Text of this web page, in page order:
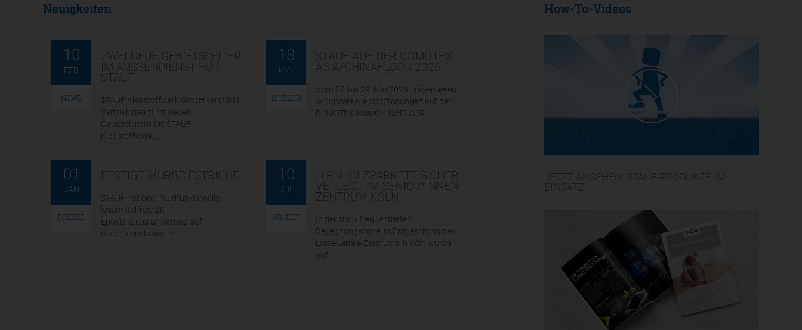
Neuigkeiten
10
FEB
NEWS
STAUF Klebstoffwerk GmbH verstärkt
Vertriebsteam mit neuen
Gebietsleitern Die STAUF
Klebstoffwerk...
18
MAI
MESSEN
Vom 27. bis 29. Mai 2026 präsentieren
wir unsere Klebstofflösungen auf der
DOMOTEX asia/CHINAFLOOR...
01
JAN
PRESSE
STAUF hat eine multifunktionelle,
lösemittelfreie 2K-
Epoxidharzgrundierung auf
Dispersionsbasis im...
10
JUL
OBJEKT
In der stark frequentierten
Begegnungszone im Erdgeschoss des
Lotte-Lemke-Zentrums in Köln wurde
auf...
How-To-Videos